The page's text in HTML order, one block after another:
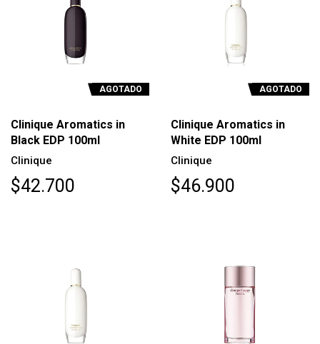
AGOTADO
Clinique Aromatics in
Black EDP 100ml
Clinique
$42.700
AGOTADO
Clinique Aromatics in
White EDP 100ml
Clinique
$46.900